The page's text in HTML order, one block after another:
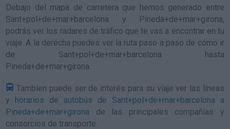
Debajo del mapa de carretera que hemos generado entre
Sant+pol+de+mar+barcelona y Pineda+de+mar+girona,
podrás ver los radares de tráfico que te vas a encontrar en tu
viaje. A la derecha puedes ver la ruta paso a paso de cómo ir
de Sant+pol+de+mar+barcelona hasta
Pineda+de+mar+girona.
Tambien puede ser de interés para su viaje ver las líneas
y horarios de autobús de Sant+pol+de+mar+barcelona a
Pineda+de+mar+girona de las principales compañías y
consorcios de transporte.